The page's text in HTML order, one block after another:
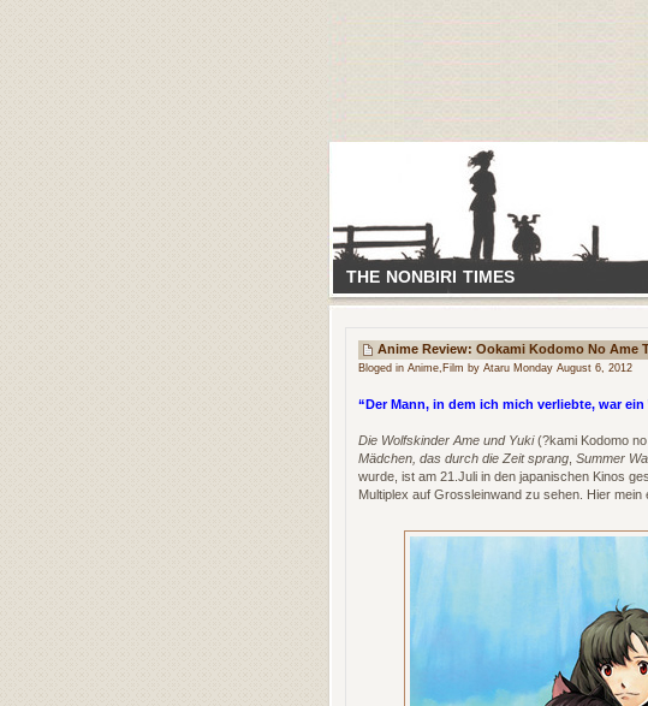
THE NONBIRI TIMES
Anime Review: Ookami Kodomo No Ame
Bloged in Anime, Film by Ataru Monday August 6, 2012
“Der Mann, in dem ich mich verliebte, war ein
Die Wolfskinder Ame und Yuki(?kami Kodomo
Mädchen, das durch die Zeit sprang Summer
wurde, ist am 21.Juli in den japanischen Kinos
Multiplex auf Grossleinwand zu sehen. Hier mein